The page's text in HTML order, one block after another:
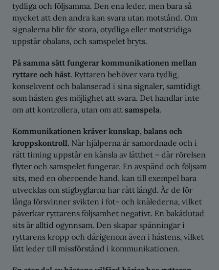
tydliga och följsamma. Den ena leder, men bara så
mycket att den andra kan svara utan motstånd. Om
signalerna blir för stora, otydliga eller motstridiga
uppstår obalans, och samspelet bryts.
På samma sätt fungerar kommunikationen mellan
ryttare och häst. Ryttaren behöver vara tydlig,
konsekvent och balanserad i sina signaler, samtidigt
som hästen ges möjlighet att svara. Det handlar inte
om att kontrollera, utan om att samspela.
Kommunikationen kräver kunskap, balans och
kroppskontroll. När hjälperna är samordnade och i
rätt timing uppstår en känsla av lätthet – där rörelsen
flyter och samspelet fungerar. En avspänd och följsam
sits, med en oberoende hand, kan till exempel bara
utvecklas om stigbyglarna har rätt längd. Är de för
långa försvinner svikten i fot- och knälederna, vilket
påverkar ryttarens följsamhet negativt. En bakåtlutad
sits är alltid ogynnsam. Den skapar spänningar i
ryttarens kropp och därigenom även i hästens, vilket
lätt leder till missförstånd i kommunikationen.